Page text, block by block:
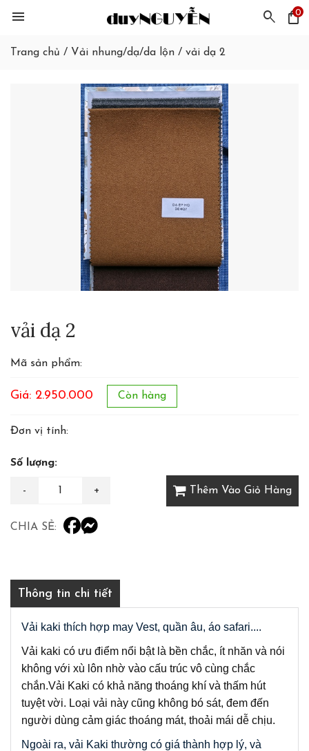
menu search shopping_bag
0
Trang chủ / Vải nhung/dạ/da lộn / vải dạ 2
vải dạ 2
Mã sản phẩm:
Giá: 2.950.000 Còn hàng
Đơn vị tính:
Số lượng:
Thêm Vào Giỏ Hàng
CHIA SẺ:
Thông tin chi tiết
Vải kaki thích hợp may Vest, quần âu, áo safari....
Vải kaki có ưu điểm nổi bật là bền chắc, ít nhăn và nói
không với xù lôn nhờ vào cấu trúc vô cùng chắc
chắn.Vải Kaki có khả năng thoáng khí và thấm hút
tuyệt vời. Loại vải này cũng không bó sát, đem đến
người dùng cảm giác thoáng mát, thoải mái dễ chịu.
Ngoài ra, vải Kaki thường có giá thành hợp lý, và